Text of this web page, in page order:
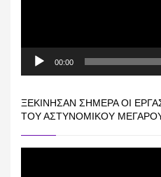
00:00
ΞΕΚΊΝΗΣΑΝ ΣΉΜΕΡΑ ΟΙ
ΤΟΥ ΑΣΤΥΝΟΜΙΚΟΎ